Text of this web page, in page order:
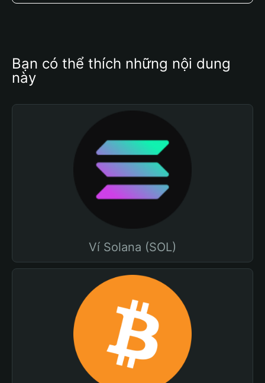
Bạn có thể thích những nội dung
này
Ví Solana (SOL)